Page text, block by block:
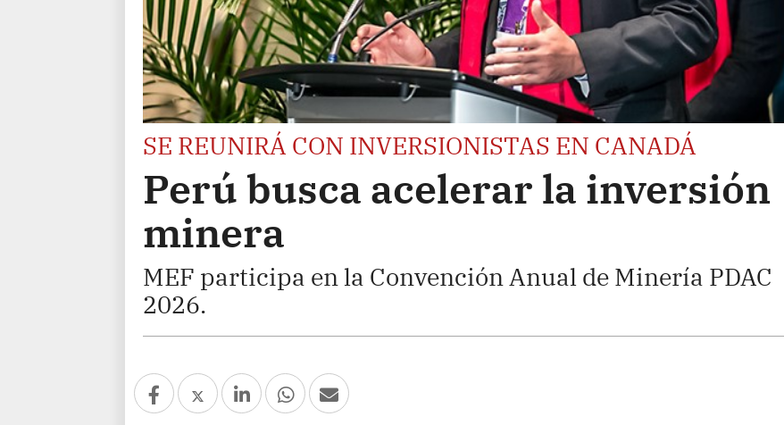
SE REUNIRÁ CON INVERSIONISTAS EN CANADÁ
Perú busca acelerar la inversión
minera
MEF participa en la Convención Anual de Minería PDAC
2026.